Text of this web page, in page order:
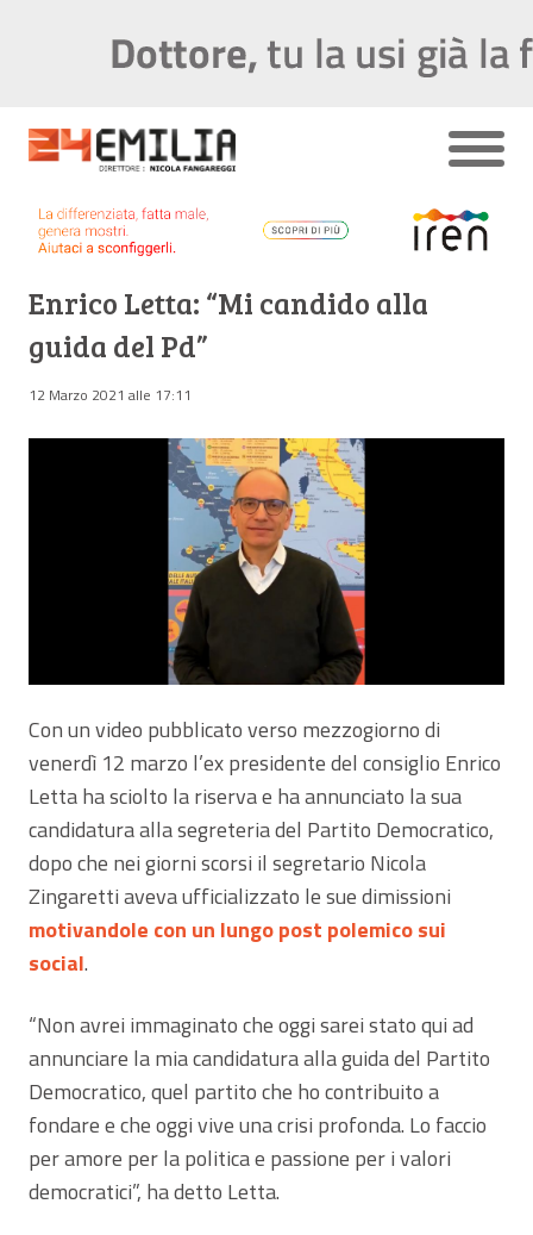
Enrico Letta: “Mi candido alla
guida del Pd”
12 Marzo 2021 alle 17:11
Con un video pubblicato verso mezzogiorno di
venerdì 12 marzo l’ex presidente del consiglio Enrico
Letta ha sciolto la riserva e ha annunciato la sua
candidatura alla segreteria del Partito Democratico,
dopo che nei giorni scorsi il segretario Nicola
Zingaretti aveva ufficializzato le sue dimissioni
motivandole con un lungo post polemico sui
social.
“Non avrei immaginato che oggi sarei stato qui ad
annunciare la mia candidatura alla guida del Partito
Democratico, quel partito che ho contribuito a
fondare e che oggi vive una crisi profonda. Lo faccio
per amore per la politica e passione per i valori
democratici”, ha detto Letta.